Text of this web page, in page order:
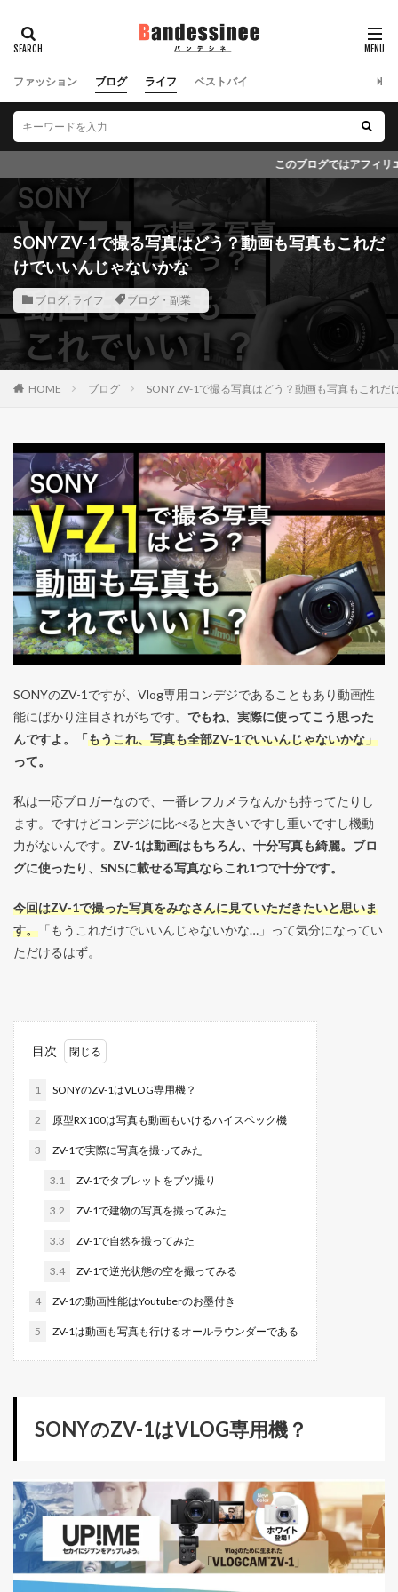
ファッション ブログ ライフ ベストバイ
このブログではアフィリエイト広告を導入しています。いつもブロ
SONY ZV-1で撮る写真はどう？動画も写真もこれだ
けでいいんじゃないかな
ブログ, ライフ ブログ・副業
HOME ブログ SONY ZV-1で撮る写真はどう？動画も写真もこれだ
SONYのZV-1ですが、Vlog専用コンデジであることもあり動画性
能にばかり注目されがちです。 でもね、実際に使ってこう思った
んですよ。「もうこれ、写真も全部ZV-1でいいんじゃないかな」
って。
私は一応ブロガーなので、一番レフカメラなんかも持ってたりし
ます。ですけどコンデジに比べると大きいですし重いですし機動
力がないんです。 ZV-1は動画はもちろん、十分写真も綺麗。ブロ
グに使ったり、SNSに載せる写真ならこれ1つで十分です。
今回はZV-1で撮った写真をみなさんに見ていただきたいと思いま
す。 「もうこれだけでいいんじゃないかな…」って気分になってい
ただけるはず。
目次
1 SONYのZV-1はVLOG専用機？
2 原型RX100は写真も動画もいけるハイスペック機
3 ZV-1で実際に写真を撮ってみた
3.1 ZV-1でタブレットをブツ撮り
3.2 ZV-1で建物の写真を撮ってみた
3.3 ZV-1で自然を撮ってみた
3.4 ZV-1で逆光状態の空を撮ってみる
4 ZV-1の動画性能はYoutuberのお墨付き
5 ZV-1は動画も写真も行けるオールラウンダーである
SONYのZV-1はVLOG専用機？